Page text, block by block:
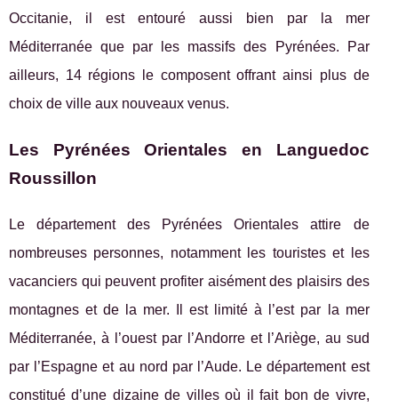
Occitanie, il est entouré aussi bien par la mer
Méditerranée que par les massifs des Pyrénées. Par
ailleurs, 14 régions le composent offrant ainsi plus de
choix de ville aux nouveaux venus.
Les Pyrénées Orientales en Languedoc
Roussillon
Le département des Pyrénées Orientales attire de
nombreuses personnes, notamment les touristes et les
vacanciers qui peuvent profiter aisément des plaisirs des
montagnes et de la mer. Il est limité à l’est par la mer
Méditerranée, à l’ouest par l’Andorre et l’Ariège, au sud
par l’Espagne et au nord par l’Aude. Le département est
constitué d’une dizaine de villes où il fait bon de vivre,